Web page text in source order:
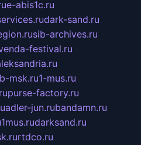
e-abis1c.ru
dark-sand.ru
sib-archives.ru
festival.ru
msk.ru1-mus.ru
purse-factory.ru
adler-jun.rubandamn.ru
1mus.rudarksand.ru
rtdco.ru